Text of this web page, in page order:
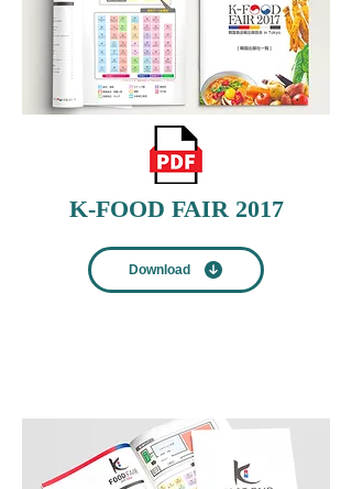
K-FOOD FAIR 2017
Download